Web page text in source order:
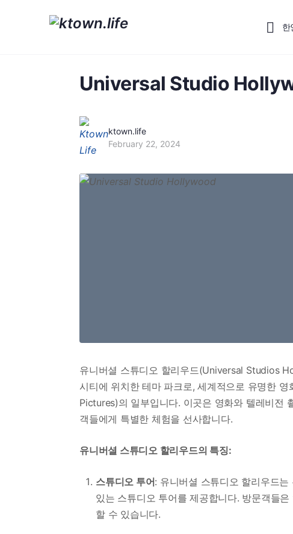
한
Universal Studio
ktown.life
February 22, 2024
유니버셜 스튜디오 할리우드(Universal Studios
시티에 위치한 테마 파크로, 세계적으로 유명한
Pictures)의 일부입니다. 이곳은 영화와 텔레비전
객들에게 특별한 체험을 선사합니다.
유니버셜 스튜디오 할리우드의 특징:
스튜디오 투어: 유니버셜 스튜디오 할리우드
있는 스튜디오 투어를 제공합니다. 방문객들
할 수 있습니다.